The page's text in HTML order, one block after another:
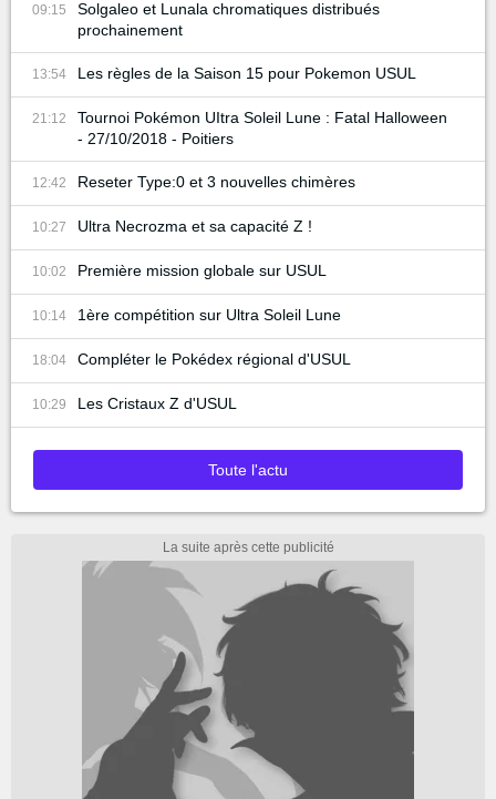
09:15
Solgaleo et Lunala chromatiques distribués
prochainement
13:54 Les règles de la Saison 15 pour Pokemon USUL
21:12
Tournoi Pokémon UItra Soleil Lune : Fatal Halloween
- 27/10/2018 - Poitiers
12:42 Reseter Type:0 et 3 nouvelles chimères
10:27 Ultra Necrozma et sa capacité Z !
10:02 Première mission globale sur USUL
10:14 1ère compétition sur Ultra Soleil Lune
18:04 Compléter le Pokédex régional d'USUL
10:29 Les Cristaux Z d'USUL
Toute l'actu